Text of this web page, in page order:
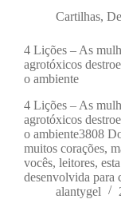
Cartilhas,
4 Lições – As
agrotóxicos
o ambiente
4 Lições – As
agrotóxicos
o ambiente3808
muitos corações,
vocês, leitores,
desenvolvida
alantygel